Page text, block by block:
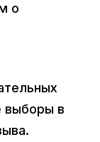
о
выборы в